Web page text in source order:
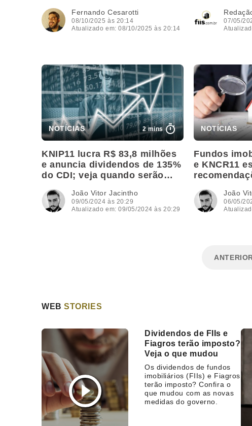
Fernando Cesarotti
08/10/2025 às 20:14
Atualizado em: 08/10/2025 às 20:14
07/05/
2 mins
KNIP11 lucra R$ 83,8 milhões
e anuncia dividendos de 135%
do CDI; veja quando serão
João Vitor Jacintho
09/05/2024 às 20:29
Atualizado em: 09/05/2024 às 20:29
Fundos
e KNCR11
João
06/05/
WEBSTORIES
Dividendos de FIIs e
Fiagros terão imposto?
Veja o que mudou
Os dividendos de fundos
imobiliários (FIIs) e Fiagros
terão imposto? Confira o
que mudou com as novas
medidas do governo.